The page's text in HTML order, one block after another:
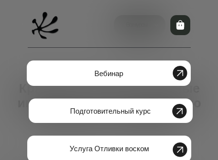
Подготовительный курс
Услуга Отливки воском
Вебинар
рыша не съедет!Реальные
инструменты по укреплению
психического здоровья.